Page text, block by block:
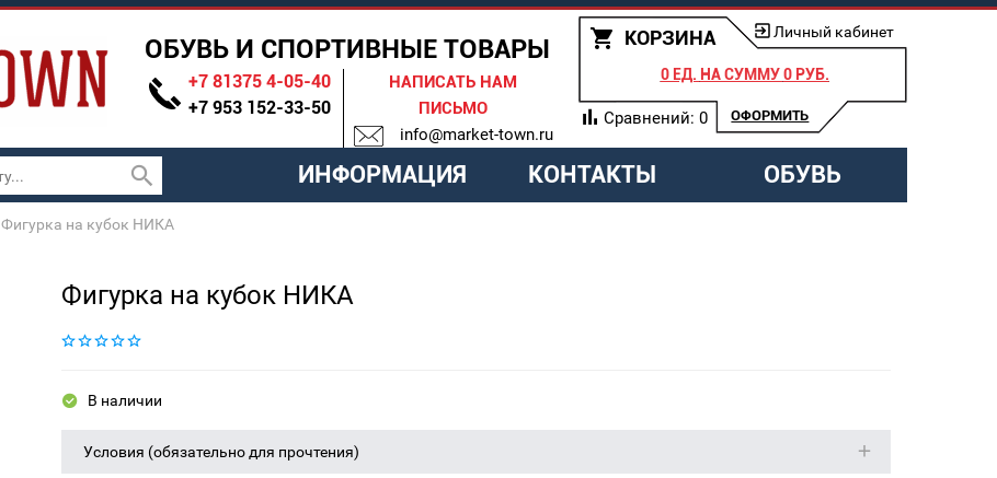
ОБУВЬ И СПОРТИВНЫЕ ТОВАРЫ
+7 81375 4-05-40
+7 953 152-33-50
НАПИСАТЬ НАМ
ПИСЬМО
info@market-town.ru
КОРЗИНА Личный кабинет
0 ЕД. НА СУММУ0 РУБ.
ОФОРМИТЬ
Сравнений: 0
ИНФОРМАЦИЯ КОНТАКТЫ ОБУВЬ
Фигурка на кубок НИКА
Фигурка на кубок НИКА
В наличии
Условия (обязательно для прочтения)